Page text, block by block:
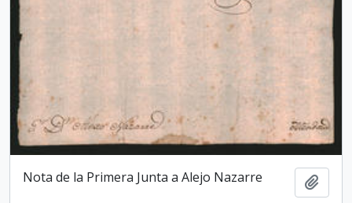
Nota de la Primera Junta a Alejo Nazarre